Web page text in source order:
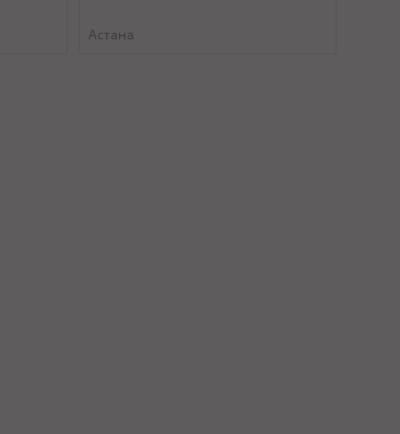
Астана